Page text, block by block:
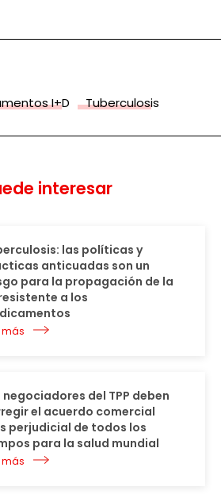
I+D Tuberculosis
interesar
las políticas y
anticuadas son un
para la propagación de la
a los
más
negociadores del TPP deben
el acuerdo comercial
perjudicial de todos los
para la salud mundial
más